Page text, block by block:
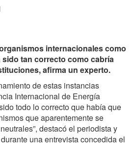
internacionales como
sido tan correcto como cabría
afirma un experto.
de estas instancias
Internacional de Energía
todo lo correcto que había que
que aparentemente se
destacó el periodista y
una entrevista concedida el